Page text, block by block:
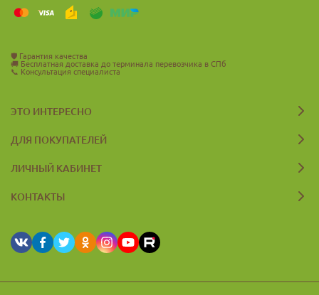
🛡️ Гарантия качества
🚚 Бесплатная доставка до терминала перевозчика в СПб
📞 Консультация специалиста
ЭТО ИНТЕРЕСНО
ДЛЯ ПОКУПАТЕЛЕЙ
ЛИЧНЫЙ КАБИНЕТ
КОНТАКТЫ